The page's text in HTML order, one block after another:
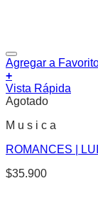
Agregar a
+
Vista Rápida
Agotado
M u s i c a
ROMANCES |
$35.900